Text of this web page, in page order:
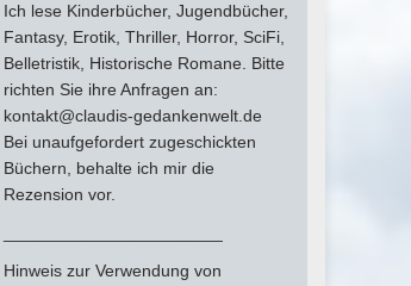
Ich lese Kinderbücher, Jugendbücher,
Fantasy, Erotik, Thriller, Horror, SciFi,
Belletristik, Historische Romane. Bitte
richten Sie ihre Anfragen an:
kontakt@claudis-gedankenwelt.de
Bei unaufgefordert zugeschickten
Büchern, behalte ich mir die
Rezension vor.
Hinweis zur Verwendung von